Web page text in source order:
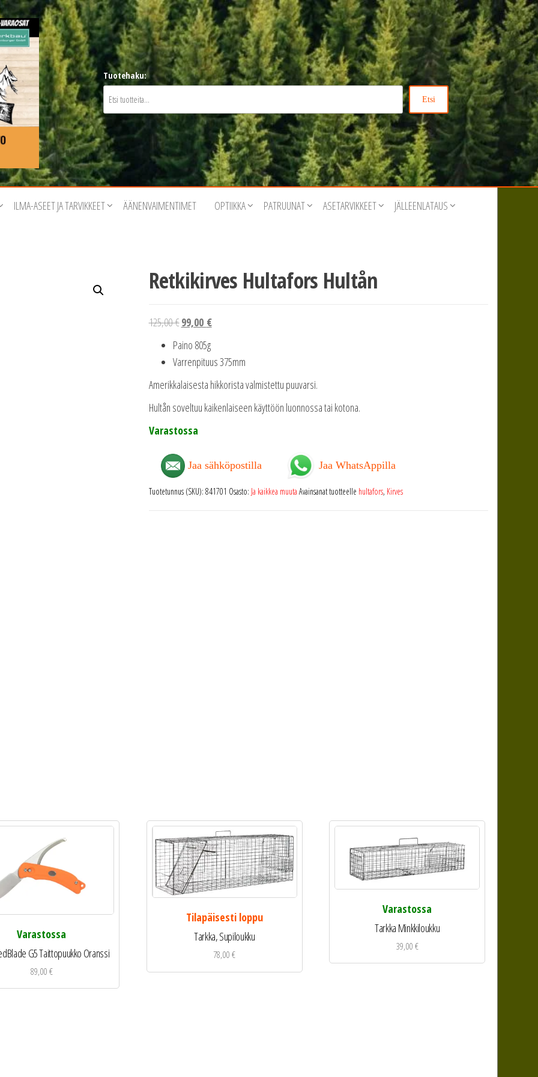
Tuotehaku:
Etsi
ILMA-ASEET JA TARVIKKEET ÄÄNENVAIMENTIMET OPTIIKKA PATRUUNAT ASETARVIKKEET JÄLLEENLATAUS
Retkikirves Hultafors Hultån
125,00€Alkuperäinen
hinta
125,00 €.
99,00 €Nykyinen
on:
Paino 805g
Varrenpituus 375mm
Amerikkalaisesta hikkorista valmistettu puuvarsi.
Hultån soveltuu kaikenlaiseen käyttöön luonnossa tai kotona.
Varastossa
Jaa sähköpostilla Jaa WhatsAppilla
Tuotetunnus (SKU): 841701 Osasto: Ja kaikkea muuta Avainsanat tuotteelle hultafors, Kirves
Varastossa
G5 Taittopuukko Oranssi
89,00€
Tilapäisesti loppu
Tarkka, Supiloukku
78,00€
Varastossa
Tarkka Minkkiloukku
39,00€